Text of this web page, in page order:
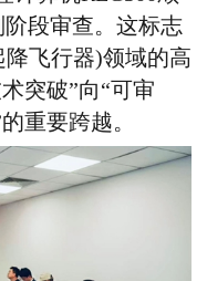
阶段审查。这标志
降飞行器)领域的高
突破”向“可审
重要跨越。